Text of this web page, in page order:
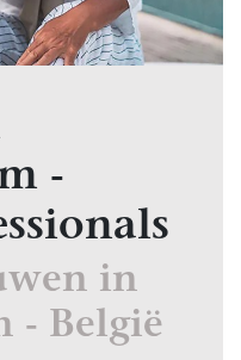
-
in
- België